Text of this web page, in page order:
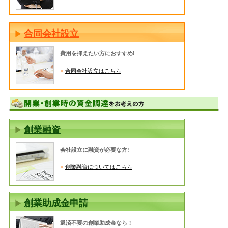
合同会社設立
費用を抑えたい方におすすめ!
合同会社設立はこちら
創業融資
会社設立に融資が必要な方!
創業融資についてはこちら
創業助成金申請
返済不要の創業助成金なら！